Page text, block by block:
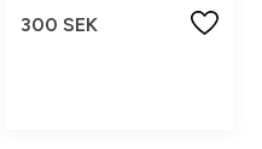
300 SEK